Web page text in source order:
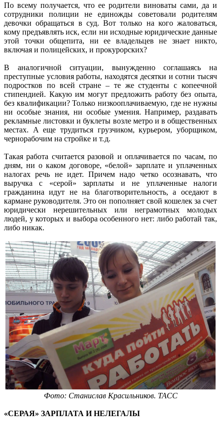
По всему получается, что ее родители виноваты сами, да и
сотрудники полиции не единожды советовали родителям
девочки обращаться в суд. Вот только на кого жаловаться,
кому предъявлять иск, если ни исходные юридические данные
этой точки общепита, ни ее владельцев не знает никто,
включая и полицейских, и прокурорских?
В аналогичной ситуации, вынужденно соглашаясь на
преступные условия работы, находятся десятки и сотни тысяч
подростков по всей стране – те же студенты с копеечной
стипендией. Какую им могут предложить работу без опыта,
без квалификации? Только низкооплачиваемую, где не нужны
ни особые знания, ни особые умения. Например, раздавать
рекламные листовки и буклеты возле метро и в общественных
местах. А еще трудиться грузчиком, курьером, уборщиком,
чернорабочим на стройке и т. д.
Такая работа считается разовой и оплачивается по часам, по
дням, ни о каком договоре, «белой» зарплате и уплаченных
налогах речь не идет. Причем надо четко осознавать, что
выручка с «серой» зарплаты и не уплаченные налоги
гражданина идут не на благотворительность, а оседают в
кармане руководителя. Это он пополняет свой кошелек за счет
юридически нерешительных или неграмотных молодых
людей, у которых и выбора особенного нет: либо работай так,
либо никак.
Фото: Станислав Красильников. ТАСС
«СЕРАЯ» ЗАРПЛАТА И НЕЛЕГАЛЫ